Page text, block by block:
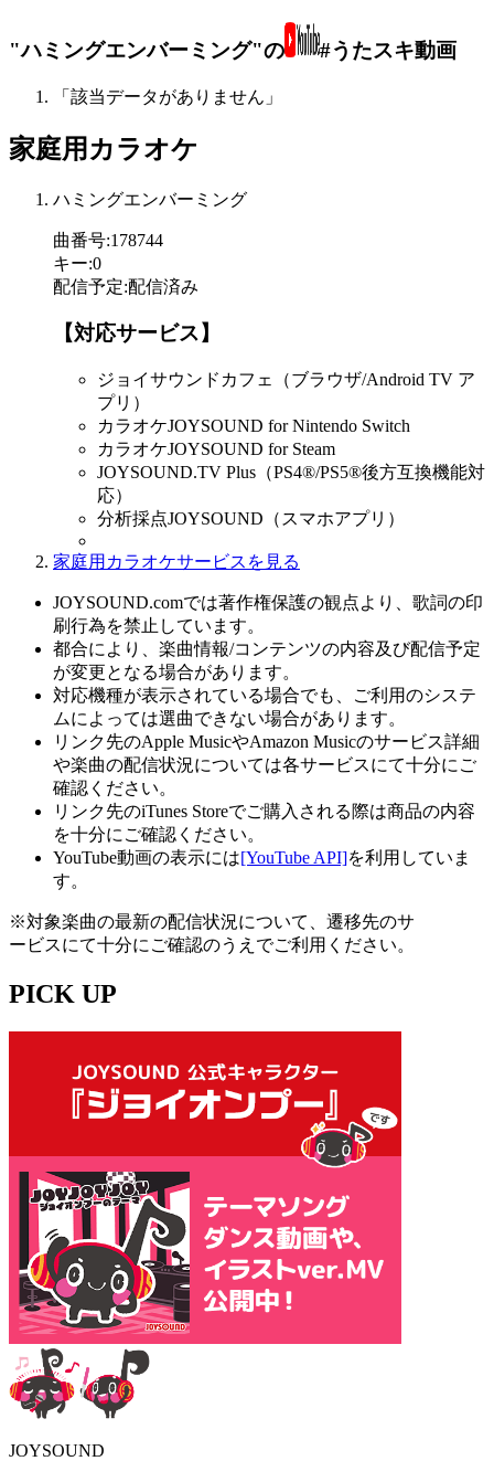
"ハミングエンバーミング"の #うたスキ動画
「該当データがありません」
家庭用カラオケ
ハミングエンバーミング
曲番号:178744
キー:0
配信予定:配信済み
【対応サービス】
ジョイサウンドカフェ（ブラウザ/Android TV ア
プリ）
カラオケJOYSOUND for Nintendo Switch
カラオケJOYSOUND for Steam
JOYSOUND.TV Plus（PS4®/PS5®後方互換機能対
応）
分析採点JOYSOUND（スマホアプリ）
家庭用カラオケサービスを見る
JOYSOUND.comでは著作権保護の観点より、歌詞の印
刷行為を禁止しています。
都合により、楽曲情報/コンテンツの内容及び配信予定
が変更となる場合があります。
対応機種が表示されている場合でも、ご利用のシステ
ムによっては選曲できない場合があります。
リンク先のApple MusicやAmazon Musicのサービス詳細
や楽曲の配信状況については各サービスにて十分にご
確認ください。
リンク先のiTunes Storeでご購入される際は商品の内容
を十分にご確認ください。
YouTube動画の表示には[YouTube API]を利用していま
す。
※対象楽曲の最新の配信状況について、遷移先のサ
ービスにて十分にご確認のうえでご利用ください。
PICK UP
JOYSOUND